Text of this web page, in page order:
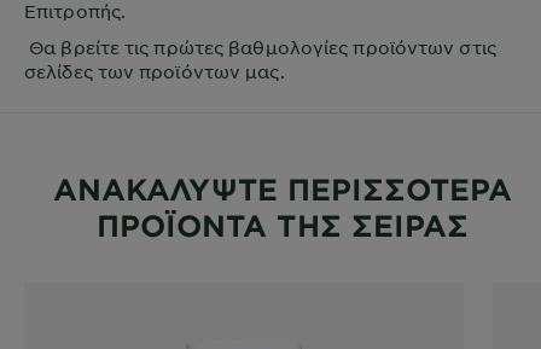
Επιτροπής.
Θα βρείτε τις πρώτες βαθμολογίες προϊόντων στις
σελίδες των προϊόντων μας.
ΑΝΑΚΑΛΥΨΤΕ ΠΕΡΙΣΣΟΤΕΡΑ
ΠΡΟΪΟΝΤΑ ΤΗΣ ΣΕΙΡΑΣ